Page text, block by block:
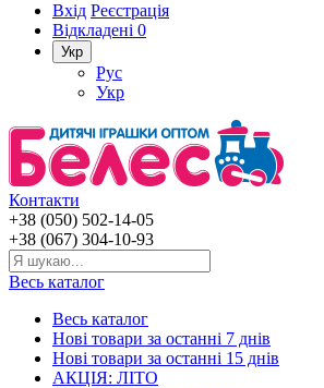
Вхід Реєстрація
Відкладені 0
Укр
Рус
Укр
Контакти
+38 (050) 502-14-05
+38 (067) 304-10-93
Весь каталог
Весь каталог
Нові товари за останнi 7 днiв
Нові товари за останнi 15 днiв
АКЦІЯ: ЛІТО